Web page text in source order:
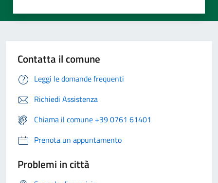
Contatta il comune
Leggi le domande frequenti
Richiedi Assistenza
Chiama il comune +39 0761 61401
Prenota un appuntamento
Problemi in città